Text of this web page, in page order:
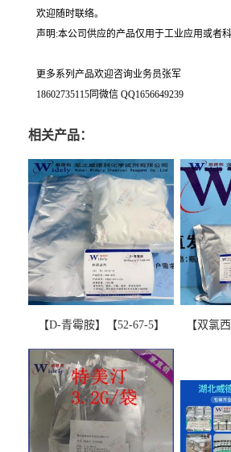
欢迎随时联络。
声明:本公司供应的产品仅用于工业应用或者科
更多系列产品欢迎咨询业务员张军
18602735115同微信 QQ1656649239
相关产品：
【D-青霉胺】【52-67-5】
图谱检测方法现货供应咨询
张军52-67-5
【双氯